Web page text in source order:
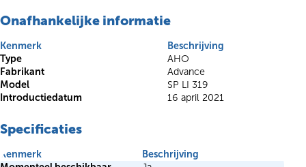
Onafhankelijke informatie
Kenmerk
Beschrijving
Type
AHO
Fabrikant
Advance
Model
SP LI 319
Introductiedatum
16 april 2021
Specificaties
Kenmerk
Beschrijving